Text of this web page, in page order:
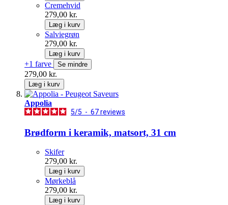
Cremehvid
279,00 kr.
Læg i kurv
Salviegrøn
279,00 kr.
Læg i kurv
+1 farve Se mindre
279,00 kr.
Læg i kurv
Appolia
5/5 - 67reviews
Brødform i keramik, matsort, 31 cm
Skifer
279,00 kr.
Læg i kurv
Mørkeblå
279,00 kr.
Læg i kurv